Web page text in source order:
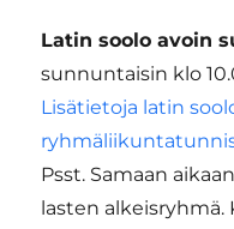
Latin soolo avoin
sunnuntaisin klo
Lisätietoja latin
Psst. Samaan
lasten alkeisryhmä.